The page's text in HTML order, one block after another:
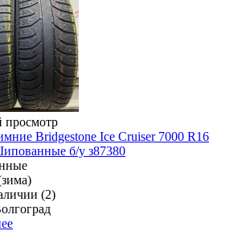
просмотр
Bridgestone Ice Cruiser 7000 R16
б/у з87380
(2)